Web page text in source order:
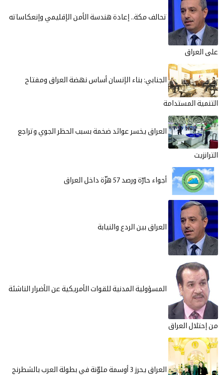
تحالف مكة.. إعادة هندسة الأمن الإقليمي وإنعكاساته
على العراق
الجنابي: بناء الإنسان أساس نهضة العراق ومفتاح
التنمية المستدامة
العراق يخسر عوائد ضخمة بسبب الحظر الجوي وتراجع
الترانزيت
أجواء حارّة ورصد 57 هزّة داخل العراق
العراق بين الردع والنيابة
المسؤولية المدنية للقوات الأمريكية عن الأضرار الناشئة
من إحتلال العراق
العراق يحرز 3 أوسمة ملوّنة في بطولة العرب بالشطرنج